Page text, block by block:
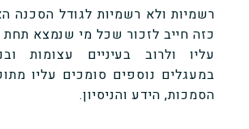
רשמיות ולא רשמיות לגודל הסכנה
כזה חייב לזכור שכל מי שנמצא תחת
עליו ולרוב בעיניים עצומות
במעגלים נוספים סומכים עליו
הסמכות, הידע והניסיון.